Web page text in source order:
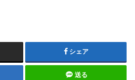
シェア
送る